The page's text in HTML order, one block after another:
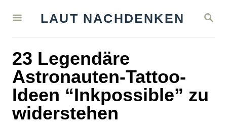
S
A
LAUT NACHDENKEN
23 Legendäre
Astronauten-Tattoo-
Ideen “Inkpossible” zu
widerstehen